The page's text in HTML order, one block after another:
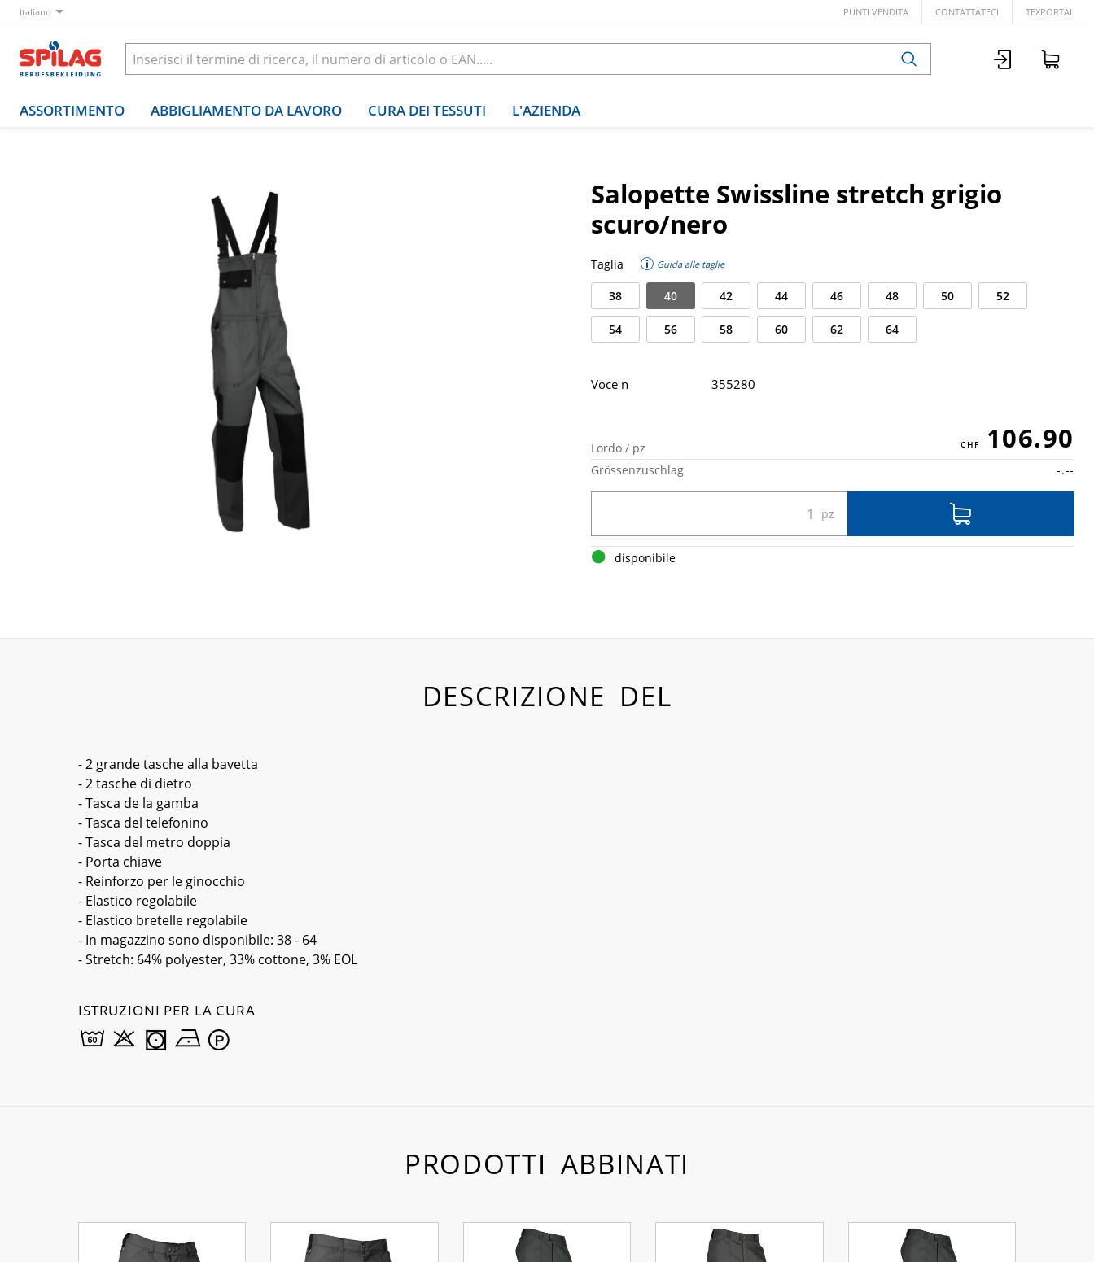
Italiano PUNTI VENDITA CONTATTATECI TEXPORTAL
ASSORTIMENTO ABBIGLIAMENTO DA LAVORO CURA DEI TESSUTI L'AZIENDA
Salopette Swissline stretch grigio
scuro/nero
Taglia Guida alle taglie
38 40 42 44 46 48 50 52
54 56 58 60 62 64
Lordo / pz 106.90
Grössenzuschlag -.--
disponibile
Voce n 355280
DESCRIZIONE DEL
- 2 grande tasche alla bavetta
- 2 tasche di dietro
- Tasca de la gamba
- Tasca del telefonino
- Tasca del metro doppia
- Porta chiave
- Reinforzo per le ginocchio
- Elastico regolabile
- Elastico bretelle regolabile
- In magazzino sono disponibile: 38 - 64
- Stretch: 64% polyester, 33% cottone, 3% EOL
ISTRUZIONI PER LA CURA
PRODOTTI ABBINATI